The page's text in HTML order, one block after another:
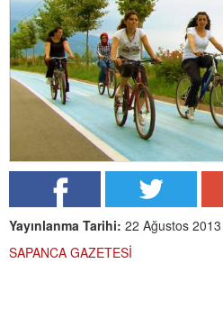
Yayınlanma Tarihi: 22 Ağustos
SAPANCA GAZETESİ